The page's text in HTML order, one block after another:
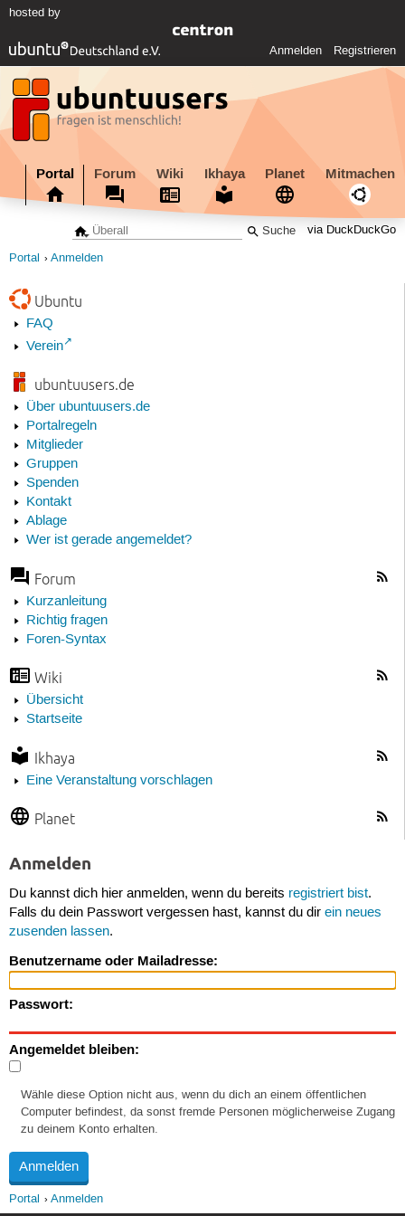
hosted by
Anmelden Registrieren
Portal Forum Wiki Ikhaya Planet Mitmachen
via DuckDuckGo
Portal Anmelden
Ubuntu
FAQ
Verein
ubuntuusers.de
Über ubuntuusers.de
Portalregeln
Mitglieder
Gruppen
Spenden
Kontakt
Ablage
Wer ist gerade angemeldet?
Forum
Kurzanleitung
Richtig fragen
Foren-Syntax
Wiki
Übersicht
Startseite
Ikhaya
Eine Veranstaltung vorschlagen
Planet
Anmelden
Du kannst dich hier anmelden, wenn du bereits registriert bist.
Falls du dein Passwort vergessen hast, kannst du dir ein neues
zusenden lassen.
Benutzername oder Mailadresse:
Passwort:
Angemeldet bleiben:
Wähle diese Option nicht aus, wenn du dich an einem öffentlichen
Computer befindest, da sonst fremde Personen möglicherweise Zugang
zu deinem Konto erhalten.
Portal Anmelden